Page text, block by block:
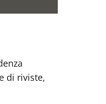
di riviste,